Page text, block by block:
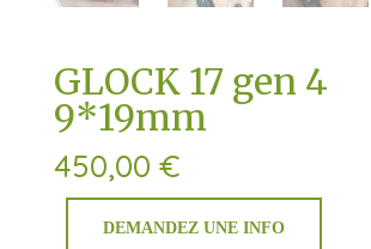
GLOCK 17 gen 4
9*19mm
450,00 €
DEMANDEZ UNE INFO